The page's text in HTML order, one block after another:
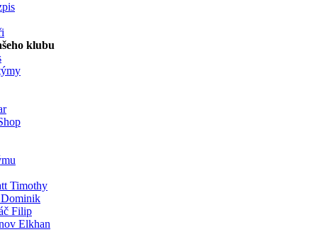
klubu
Timothy
Filip
Elkhan